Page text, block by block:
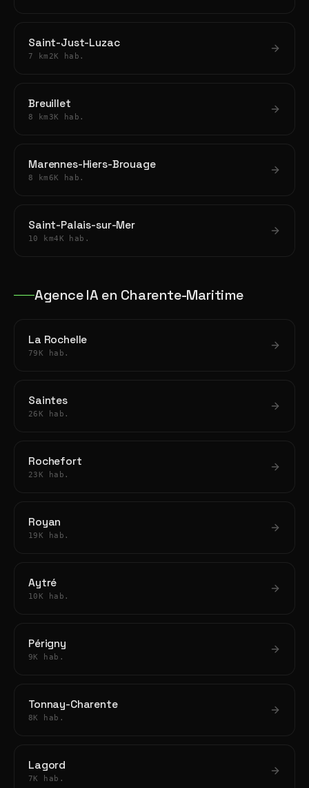
Saint-Just-Luzac
7 km 2K hab.
Breuillet
8 km 3K hab.
Marennes-Hiers-Brouage
8 km 6K hab.
Saint-Palais-sur-Mer
10 km4K hab.
Agence IA en Charente-Maritime
La Rochelle
79K hab.
Saintes
26K hab.
Rochefort
23K hab.
Royan
19K hab.
Aytré
10K hab.
Périgny
9K hab.
Tonnay-Charente
8K hab.
Lagord
7K hab.